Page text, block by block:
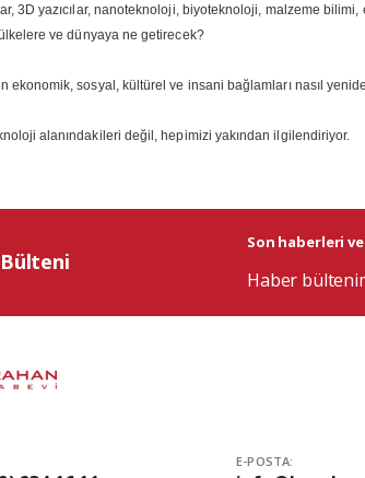
3D yazıcılar, nanoteknoloji, biyoteknoloji, malzeme
ve dünyaya ne getirecek?
ekonomik, sosyal, kültürel ve insani bağlamları nasıl
alanındakileri değil, hepimizi yakından ilgilendiriyor.
Son haberleri
Haber
E-POSTA: